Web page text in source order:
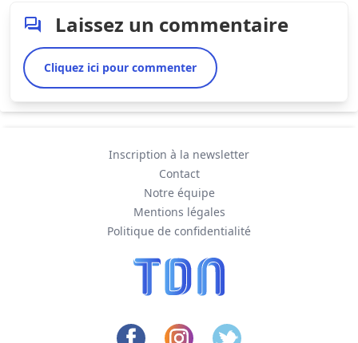
Laissez un commentaire
Cliquez ici pour commenter
Inscription à la newsletter
Contact
Notre équipe
Mentions légales
Politique de confidentialité